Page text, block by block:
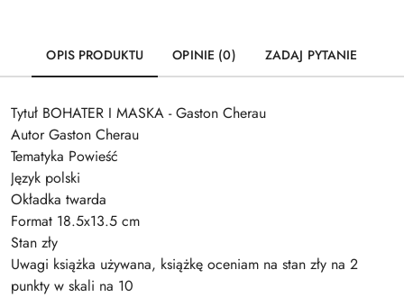
OPIS PRODUKTU OPINIE (0) ZADAJ PYTANIE
Tytuł BOHATER I MASKA - Gaston Cherau
Autor Gaston Cherau
Tematyka Powieść
Język polski
Okładka twarda
Format 18.5x13.5 cm
Stan zły
Uwagi książka używana, książkę oceniam na stan zły na 2
punkty w skali na 10